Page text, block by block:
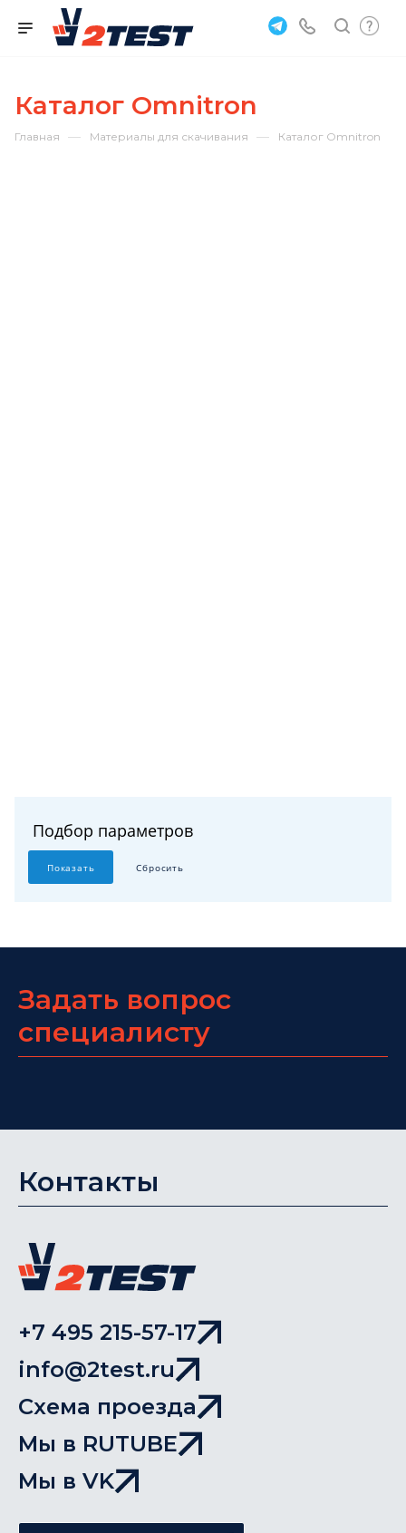
Каталог Omnitron
Главная — Материалы для скачивания — Каталог Omnitron
Подбор параметров
Задать вопрос
специалисту
Контакты
+7 495 215-57-17
info@2test.ru
Схема проезда
Мы в RUTUBE
Мы в VK